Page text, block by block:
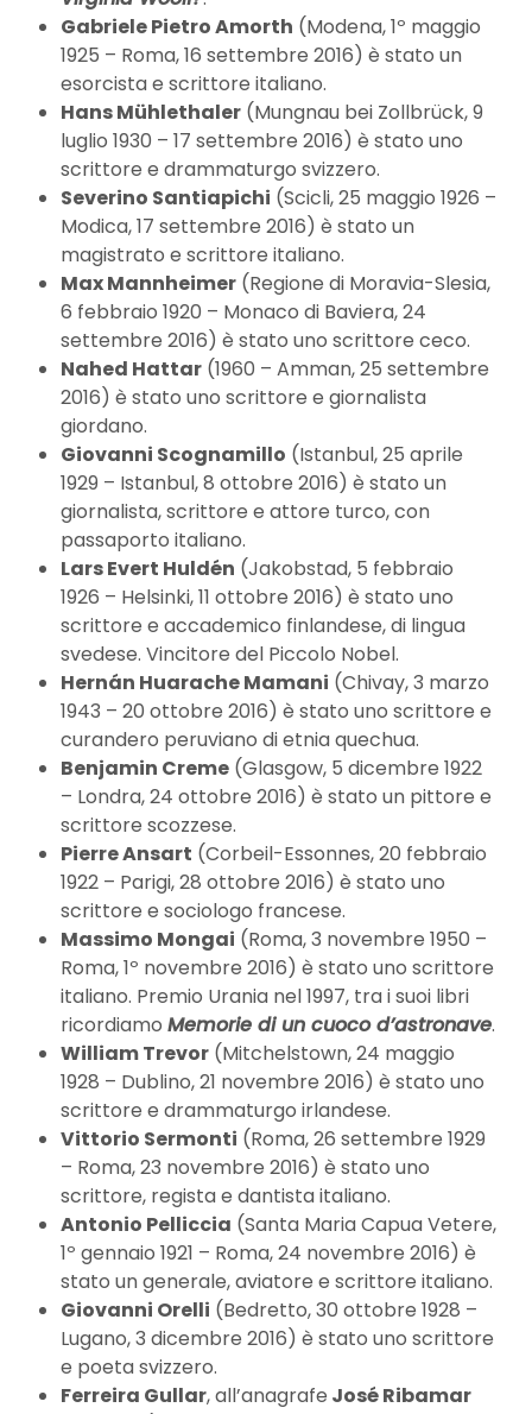
Gabriele Pietro Amorth (Modena, 1º maggio
1925 – Roma, 16 settembre 2016) è stato un
esorcista e scrittore italiano.
Hans Mühlethaler (Mungnau bei Zollbrück, 9
luglio 1930 – 17 settembre 2016) è stato uno
scrittore e drammaturgo svizzero.
Severino Santiapichi (Scicli, 25 maggio 1926 –
Modica, 17 settembre 2016) è stato un
magistrato e scrittore italiano.
Max Mannheimer (Regione di Moravia-Slesia,
6 febbraio 1920 – Monaco di Baviera, 24
settembre 2016) è stato uno scrittore ceco.
Nahed Hattar (1960 – Amman, 25 settembre
2016) è stato uno scrittore e giornalista
giordano.
Giovanni Scognamillo (Istanbul, 25 aprile
1929 – Istanbul, 8 ottobre 2016) è stato un
giornalista, scrittore e attore turco, con
passaporto italiano.
Lars Evert Huldén (Jakobstad, 5 febbraio
1926 – Helsinki, 11 ottobre 2016) è stato uno
scrittore e accademico finlandese, di lingua
svedese. Vincitore del Piccolo Nobel.
Hernán Huarache Mamani (Chivay, 3 marzo
1943 – 20 ottobre 2016) è stato uno scrittore e
curandero peruviano di etnia quechua.
Benjamin Creme (Glasgow, 5 dicembre 1922
– Londra, 24 ottobre 2016) è stato un pittore e
scrittore scozzese.
Pierre Ansart (Corbeil-Essonnes, 20 febbraio
1922 – Parigi, 28 ottobre 2016) è stato uno
scrittore e sociologo francese.
Massimo Mongai (Roma, 3 novembre 1950 –
Roma, 1º novembre 2016) è stato uno scrittore
italiano. Premio Urania nel 1997, tra i suoi libri
ricordiamo Memorie di un cuoco d’astronave.
William Trevor (Mitchelstown, 24 maggio
1928 – Dublino, 21 novembre 2016) è stato uno
scrittore e drammaturgo irlandese.
Vittorio Sermonti (Roma, 26 settembre 1929
– Roma, 23 novembre 2016) è stato uno
scrittore, regista e dantista italiano.
Antonio Pelliccia (Santa Maria Capua Vetere,
1º gennaio 1921 – Roma, 24 novembre 2016) è
stato un generale, aviatore e scrittore italiano.
Giovanni Orelli (Bedretto, 30 ottobre 1928 –
Lugano, 3 dicembre 2016) è stato uno scrittore
e poeta svizzero.
Ferreira Gullar, all’anagrafe José Ribamar